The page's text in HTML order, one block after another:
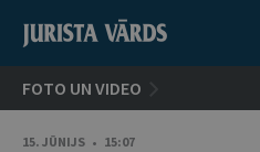
FOTO UN VIDEO
15. JŪNIJS • 15:07